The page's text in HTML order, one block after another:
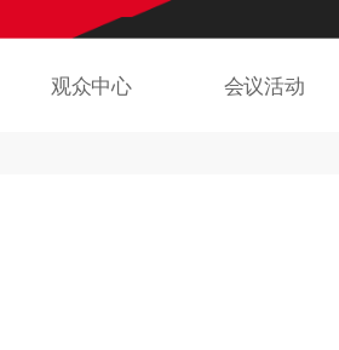
观众中心 会议活动
欢迎来到上海紧固件专业展官网